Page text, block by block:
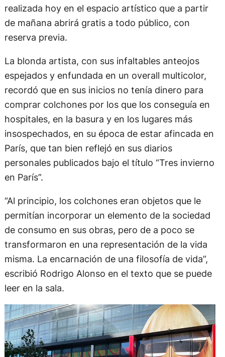
realizada hoy en el espacio artístico que a partir
de mañana abrirá gratis a todo público, con
reserva previa.
La blonda artista, con sus infaltables anteojos
espejados y enfundada en un overall multicolor,
recordó que en sus inicios no tenía dinero para
comprar colchones por los que los conseguía en
hospitales, en la basura y en los lugares más
insospechados, en su época de estar afincada en
París, que tan bien reflejó en sus diarios
personales publicados bajo el título “Tres invierno
en París”.
“Al principio, los colchones eran objetos que le
permitían incorporar un elemento de la sociedad
de consumo en sus obras, pero de a poco se
transformaron en una representación de la vida
misma. La encarnación de una filosofía de vida”,
escribió Rodrigo Alonso en el texto que se puede
leer en la sala.